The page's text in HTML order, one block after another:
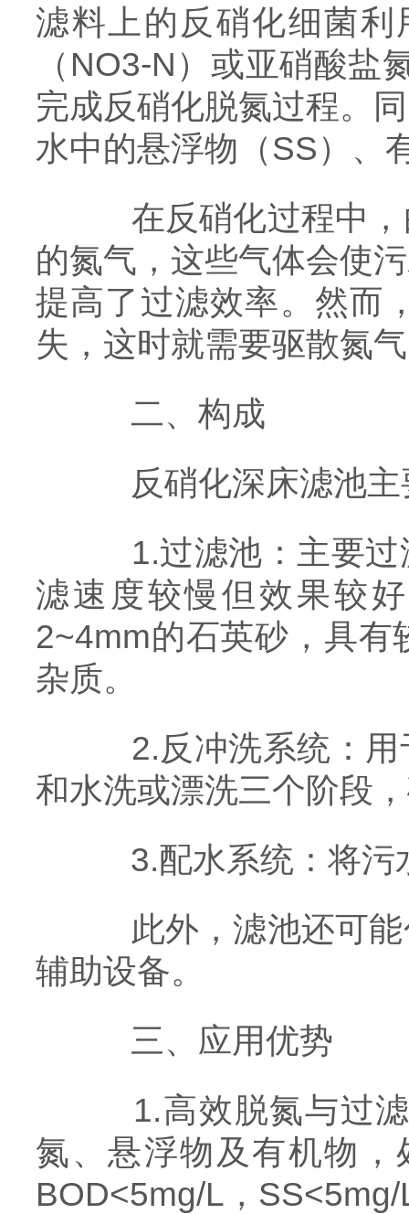
滤料上的反硝化细菌
（NO3-N）或亚硝酸
完成反硝化脱氮过程。
水中的悬浮物（SS）、
在反硝化过程中，
的氮气，这些气体会使
提高了过滤效率。然而
失，这时就需要驱散氮
二、构成
反硝化深床滤池主
1.过滤池：主要过
滤速度较慢但效果较
2~4mm的石英砂，具有
杂质。
2.反冲洗系统：用
和水洗或漂洗三个阶段
3.配水系统：将污
此外，滤池还可能
辅助设备。
三、应用优势
1.高效脱氮与过
氮、悬浮物及有机物
BOD<5mg/L，